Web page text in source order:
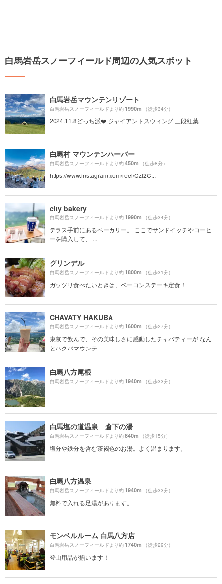
白馬岩岳スノーフィールド周辺の人気スポット
白馬岩岳マウンテンリゾート
白馬岩岳スノーフィールドより約1990m （徒歩34分）
2024.11.8どっち派❤️ ジャイアントスウィング 三段紅葉
白馬村 マウンテンハーバー
白馬岩岳スノーフィールドより約450m （徒歩8分）
https://www.instagram.com/reel/CzI2C...
city bakery
白馬岩岳スノーフィールドより約1990m （徒歩34分）
テラス手前にあるベーカリー。 ここでサンドイッチやコーヒ
ーを購入して、 ...
グリンデル
白馬岩岳スノーフィールドより約1800m （徒歩31分）
ガッツリ食べたいときは、ベーコンステーキ定食！
CHAVATY HAKUBA
白馬岩岳スノーフィールドより約1600m （徒歩27分）
東京で飲んで、その美味しさに感動したチャバティーが なん
とハクバマウンテ...
白馬八方尾根
白馬岩岳スノーフィールドより約1940m （徒歩33分）
白馬塩の道温泉 倉下の湯
白馬岩岳スノーフィールドより約840m （徒歩15分）
塩分や鉄分を含む茶褐色のお湯。よく温まります。
白馬八方温泉
白馬岩岳スノーフィールドより約1940m （徒歩33分）
無料で入れる足湯があります。
モンベルルーム 白馬八方店
白馬岩岳スノーフィールドより約1740m （徒歩29分）
登山用品が揃います！